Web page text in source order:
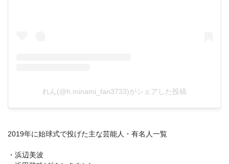
れん(@h.minami_fan3733)がシェアした投稿
2019年に始球式で投げた主な芸能人・有名人一覧
・浜辺美波